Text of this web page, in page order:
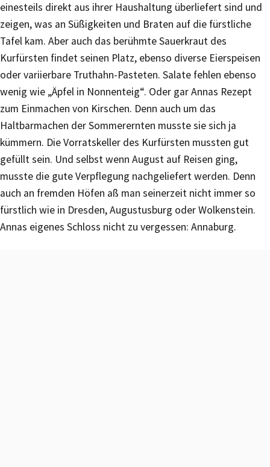
einesteils direkt aus ihrer Haushaltung überliefert sind und
zeigen, was an Süßigkeiten und Braten auf die fürstliche
Tafel kam. Aber auch das berühmte Sauerkraut des
Kurfürsten findet seinen Platz, ebenso diverse Eierspeisen
oder variierbare Truthahn-Pasteten. Salate fehlen ebenso
wenig wie „Äpfel in Nonnenteig“. Oder gar Annas Rezept
zum Einmachen von Kirschen. Denn auch um das
Haltbarmachen der Sommerernten musste sie sich ja
kümmern. Die Vorratskeller des Kurfürsten mussten gut
gefüllt sein. Und selbst wenn August auf Reisen ging,
musste die gute Verpflegung nachgeliefert werden. Denn
auch an fremden Höfen aß man seinerzeit nicht immer so
fürstlich wie in Dresden, Augustusburg oder Wolkenstein.
Annas eigenes Schloss nicht zu vergessen: Annaburg.